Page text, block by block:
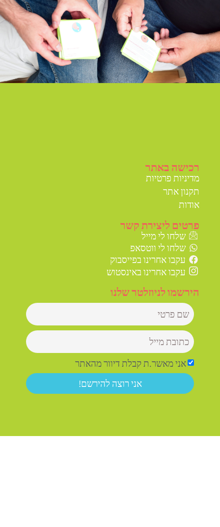
רכישה באתר
מדיניות פרטיות
תקנון אתר
אודות
פרטים ליצירת קשר
שלחו לי מייל
שלחו לי ווטסאפ
עקבו אחרינו בפייסבוק
עקבו אחרינו באינסטוש
הירשמו לניוזלטר שלנו
אני מאשר.ת קבלת דיוור מהאתר
אני רוצה להירשם!